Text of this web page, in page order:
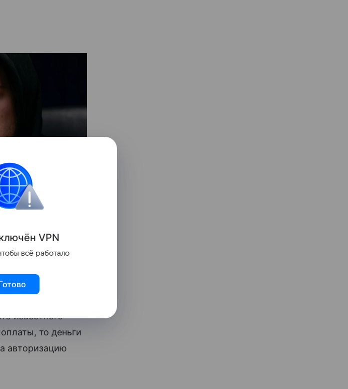
известного
то деньги
авторизацию
ён VPN
всё работало